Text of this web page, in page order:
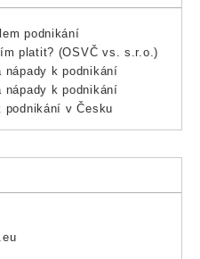
podnikání
platit? (OSVČ vs. s.r.o.)
nápady k podnikání
nápady k podnikání
podnikání v Česku